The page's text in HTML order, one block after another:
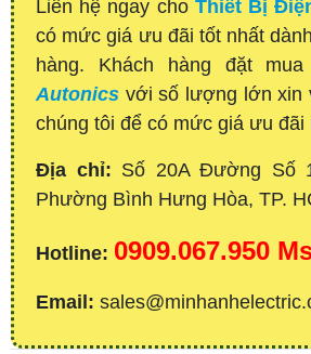
Liên hệ ngay cho Thiết Bị
có mức giá ưu đãi tốt nhất
hàng. Khách hàng đặt mua
Autonics với số lượng lớn xin
chúng tôi để có mức giá ưu đãi
Địa chỉ: Số 20A Đường Số
Phường Bình Hưng Hòa, TP.
Hotline: 0909.067.950
Email: